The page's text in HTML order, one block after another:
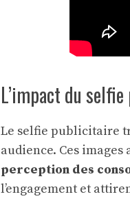
L’impact du
Le selfie publicitaire
audience. Ces
perception des
l’engagement et